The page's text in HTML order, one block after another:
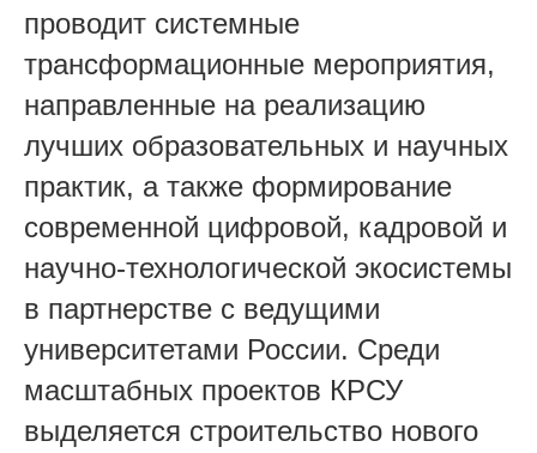
проводит системные
трансформационные мероприятия,
направленные на реализацию
лучших образовательных и научных
практик, а также формирование
современной цифровой, кадровой и
научно-технологической экосистемы
в партнерстве с ведущими
университетами России. Среди
масштабных проектов КРСУ
выделяется строительство нового